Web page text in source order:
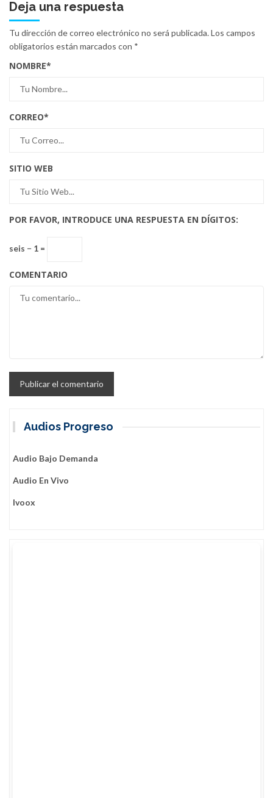
Deja una respuesta
Tu dirección de correo electrónico no será publicada.Los campos
obligatorios están marcados con *
NOMBRE*
CORREO*
SITIO WEB
POR FAVOR, INTRODUCE UNA RESPUESTA EN DÍGITOS:
seis − 1 =
COMENTARIO
Audios Progreso
Audio Bajo Demanda
Audio En Vivo
Ivoox